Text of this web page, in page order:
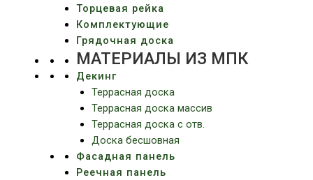
Торцевая рейка
Комплектующие
Грядочная доска
МАТЕРИАЛЫ ИЗ МПК
Декинг
Террасная доска
Террасная доска массив
Террасная доска c отв.
Доска бесшовная
Фасадная панель
Реечная панель